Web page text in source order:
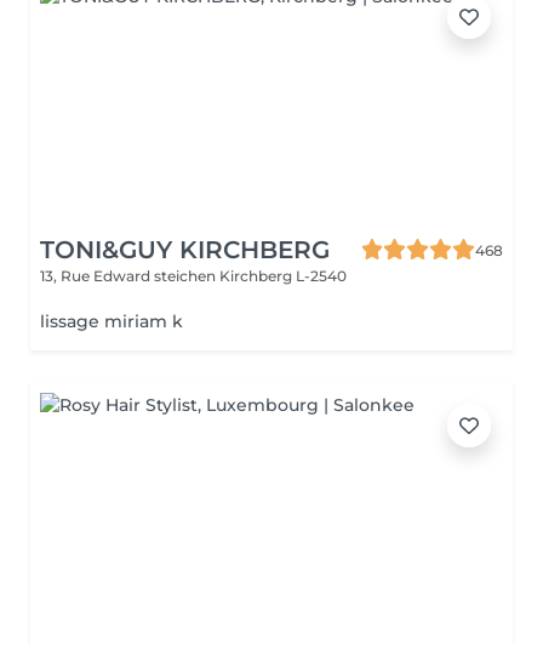
TONI&GUY KIRCHBERG
468
13, Rue Edward steichen Kirchberg L-2540
lissage miriam k